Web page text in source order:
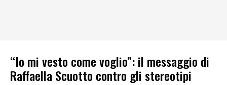
“Io mi vesto come voglio”: il messaggio di
Raffaella Scuotto contro gli stereotipi